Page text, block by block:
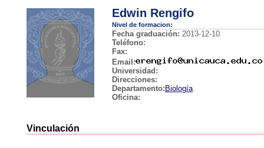
Edwin Rengifo
Nivel de formacion:
Fecha graduación: 2013-12-10
Teléfono:
Fax:
Email:
Universidad:
Direcciones:
Departamento: Biología
Oficina:
Vinculación